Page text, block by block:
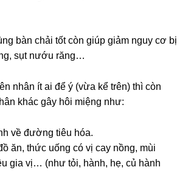
bàn chải tốt còn giúp giảm nguy cơ bị
sụt nướu răng…
nhân ít ai để ý (vừa kể trên) thì còn
khác gây hôi miệng như:
về đường tiêu hóa.
ăn, thức uống có vị cay nồng, mùi
gia vị… (như tỏi, hành, hẹ, củ hành